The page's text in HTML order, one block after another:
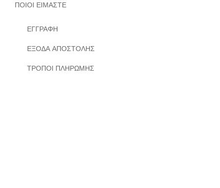
ΠΟΙΟΙ ΕΙΜΑΣΤΕ
ΕΓΓΡΑΦΗ
ΕΞΟΔΑ ΑΠΟΣΤΟΛΗΣ
ΤΡΟΠΟΙ ΠΛΗΡΩΜΗΣ